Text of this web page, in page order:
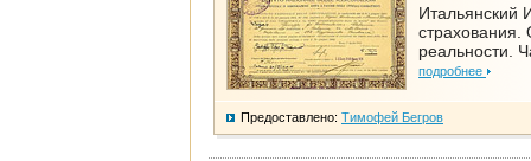
Итальянский
страхования.
реальности.
подробнее
Предоставлено: Тимофей Бегров